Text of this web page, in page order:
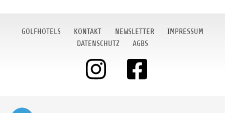
GOLFHOTELS KONTAKT NEWSLETTER
IMPRESSUM
DATENSCHUTZ
AGBS